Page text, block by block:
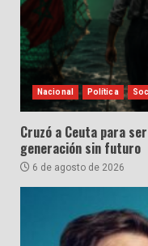
Nacional Política
Cruzó a Ceuta para
generación sin futuro
6 de agosto de 2026